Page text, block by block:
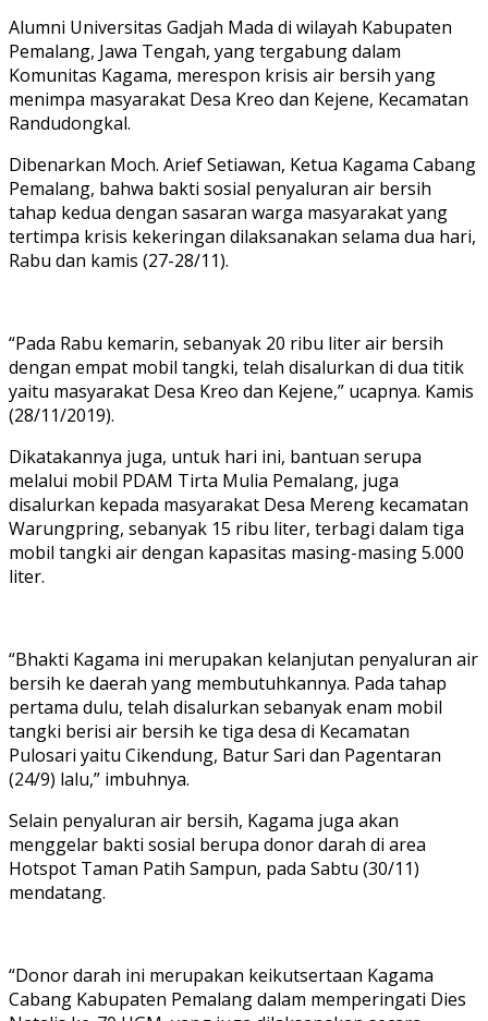
Alumni Universitas Gadjah Mada di wilayah Kabupaten
Pemalang, Jawa Tengah, yang tergabung dalam
Komunitas Kagama, merespon krisis air bersih yang
menimpa masyarakat Desa Kreo dan Kejene, Kecamatan
Randudongkal.
Dibenarkan Moch. Arief Setiawan, Ketua Kagama Cabang
Pemalang, bahwa bakti sosial penyaluran air bersih
tahap kedua dengan sasaran warga masyarakat yang
tertimpa krisis kekeringan dilaksanakan selama dua hari,
Rabu dan kamis (27-28/11).
“Pada Rabu kemarin, sebanyak 20 ribu liter air bersih
dengan empat mobil tangki, telah disalurkan di dua titik
yaitu masyarakat Desa Kreo dan Kejene,” ucapnya. Kamis
(28/11/2019).
Dikatakannya juga, untuk hari ini, bantuan serupa
melalui mobil PDAM Tirta Mulia Pemalang, juga
disalurkan kepada masyarakat Desa Mereng kecamatan
Warungpring, sebanyak 15 ribu liter, terbagi dalam tiga
mobil tangki air dengan kapasitas masing-masing 5.000
liter.
“Bhakti Kagama ini merupakan kelanjutan penyaluran air
bersih ke daerah yang membutuhkannya. Pada tahap
pertama dulu, telah disalurkan sebanyak enam mobil
tangki berisi air bersih ke tiga desa di Kecamatan
Pulosari yaitu Cikendung, Batur Sari dan Pagentaran
(24/9) lalu,” imbuhnya.
Selain penyaluran air bersih, Kagama juga akan
menggelar bakti sosial berupa donor darah di area
Hotspot Taman Patih Sampun, pada Sabtu (30/11)
mendatang.
“Donor darah ini merupakan keikutsertaan Kagama
Cabang Kabupaten Pemalang dalam memperingati Dies